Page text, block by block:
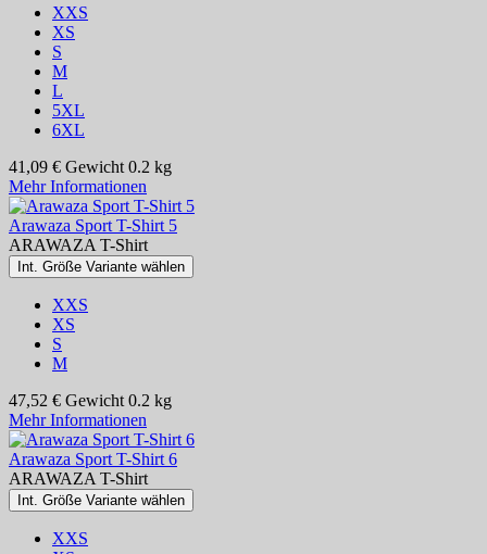
XXS
XS
S
M
L
5XL
6XL
41,09 € Gewicht 0.2 kg
Mehr Informationen
Arawaza Sport T-Shirt 5
ARAWAZA T-Shirt
Int. Größe Variante wählen
XXS
XS
S
M
47,52 € Gewicht 0.2 kg
Mehr Informationen
Arawaza Sport T-Shirt 6
ARAWAZA T-Shirt
Int. Größe Variante wählen
XXS